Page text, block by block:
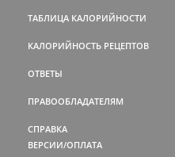
ТАБЛИЦА КАЛОРИЙНОСТИ
КАЛОРИЙНОСТЬ РЕЦЕПТОВ
ОТВЕТЫ
ПРАВООБЛАДАТЕЛЯМ
СПРАВКА
ВЕРСИИ/ОПЛАТА